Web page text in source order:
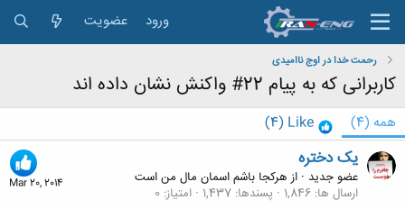
ورود عضویت
رحمت خدا در اوج ناامیدی
کاربرانی که به پیام 22# واکنش نشان داده اند
همه (4)
Like
(4)
Mar 20, 2014
یک دختره
عضو جدید · از هرکجا باشم اسمان مال من است
ارسال ها 1,846 پسندها 1,437 امتیاز 0